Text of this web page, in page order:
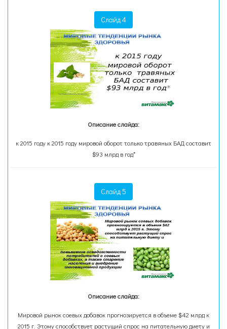
Слайд 4
Описание слайда:
к 2015 году к 2015 году мировой оборот только травяных БАД составит
$93 млрд в год*
Слайд 5
Описание слайда:
Мировой рынок соевых добавок прогнозируется в объеме $42 млрд к
2015 г. Этому способствует растущий спрос на питательную диету и